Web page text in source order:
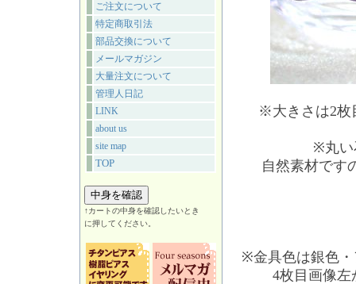
ご注文について
特定商取引法
部品交換について
メールマガジン
大量注文について
管理人日記
LINK
about us
site map
TOP
↑カートの中身を確認したいとき
に押してください。
※大きさは2枚
※丸い
自然素材です
※金具色は銀色
4枚目画像